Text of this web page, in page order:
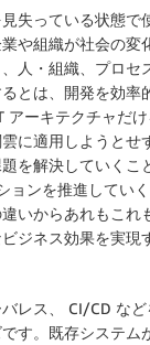
失っている状態で
や組織が社会の変
人・組織、プロ
とは、開発を効
ーキテクチャだ
に適用しようと
を解決していくこ
ンを推進してい
いからあれもこれ
ジネス効果を実
レス、 CI/CD な
す。既存システム